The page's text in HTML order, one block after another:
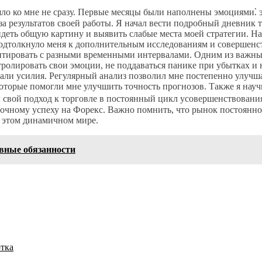
мне не сразу. Первые месяцы были наполнены эмоциями⁚
результатов своей работы. Я начал вести подробный
общую картину и выявить слабые места моей стратегии.
меня к дополнительным исследованиям и
с разными временными интервалами. Одним из
свои эмоции, не поддаваться панике при убытках
усилия. Регулярный анализ позволил мне постепенно
помогли мне улучшить точность прогнозов. Также я
подход к торговле в постоянный цикл
успеху на Форекс. Важно помнить, что рынок постоянно
этом динамичном мире.
обязанности